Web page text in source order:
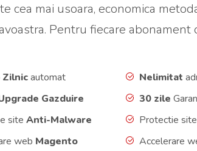
cea mai usoara, economica
Pentru fiecare abonament
Zilnicautomat Nelimitat
Gazduire 30 zile
site Anti-Malware Protectie site
web Magento Accelerare